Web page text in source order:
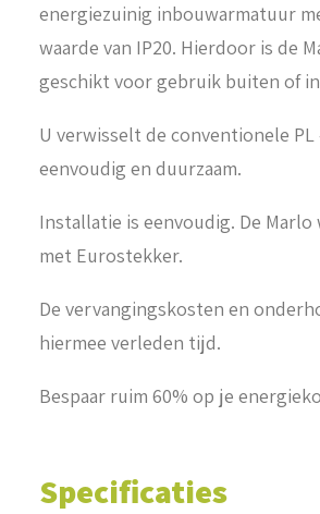
energiezuinig inbouwarmatuur
waarde van IP20. Hierdoor is de
geschikt voor gebruik buiten of
U verwisselt de conventionele PL
eenvoudig en duurzaam.
Installatie is eenvoudig. De
met Eurostekker.
De vervangingskosten en
hiermee verleden tijd.
Bespaar ruim 60% op je
Specificaties